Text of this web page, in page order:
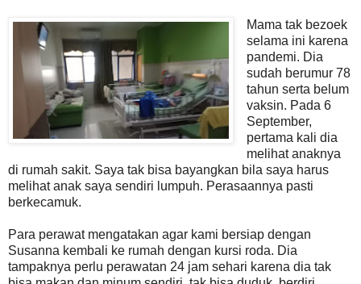
Mama tak bezoek
selama ini karena
pandemi. Dia
sudah berumur 78
tahun serta belum
vaksin. Pada 6
September,
pertama kali dia
melihat anaknya
di rumah sakit. Saya tak bisa bayangkan bila saya harus
melihat anak saya sendiri lumpuh. Perasaannya pasti
berkecamuk.
Para perawat mengatakan agar kami bersiap dengan
Susanna kembali ke rumah dengan kursi roda. Dia
tampaknya perlu perawatan 24 jam sehari karena dia tak